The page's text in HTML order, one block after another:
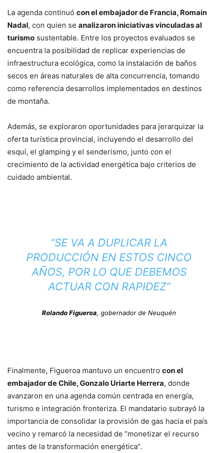
La agenda continuó con el embajador de Francia, Romain
Nadal, con quien se analizaron iniciativas vinculadas al
turismo sustentable. Entre los proyectos evaluados se
encuentra la posibilidad de replicar experiencias de
infraestructura ecológica, como la instalación de baños
secos en áreas naturales de alta concurrencia, tomando
como referencia desarrollos implementados en destinos
de montaña.
Además, se exploraron oportunidades para jerarquizar la
oferta turística provincial, incluyendo el desarrollo del
esquí, el glamping y el senderismo, junto con el
crecimiento de la actividad energética bajo criterios de
cuidado ambiental.
“SE VA A DUPLICAR LA
PRODUCCIÓN EN ESTOS CINCO
AÑOS, POR LO QUE DEBEMOS
ACTUAR CON RAPIDEZ”
Rolando Figueroa, gobernador de Neuquén
Finalmente, Figueroa mantuvo un encuentro con el
embajador de Chile, Gonzalo Uriarte Herrera, donde
avanzaron en una agenda común centrada en energía,
turismo e integración fronteriza. El mandatario subrayó la
importancia de consolidar la provisión de gas hacia el país
vecino y remarcó la necesidad de “monetizar el recurso
antes de la transformación energética”.